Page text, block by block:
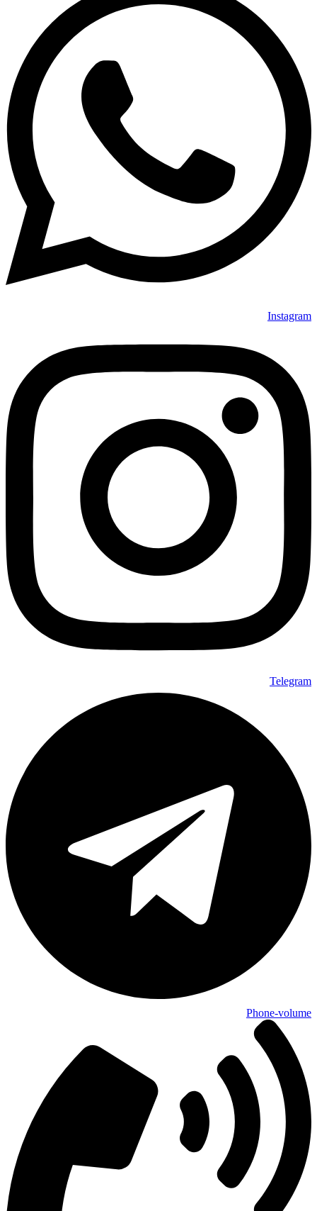
Instagram
Telegram
Phone-volume